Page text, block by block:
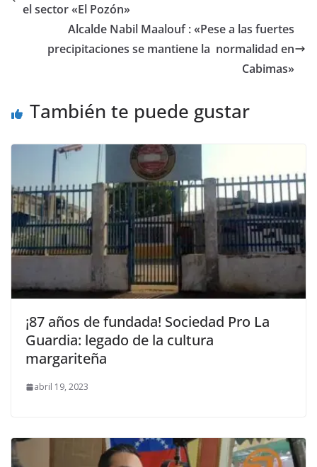
el sector «El Pozón»
Alcalde Nabil Maalouf : «Pese a las fuertes
precipitaciones se mantiene la normalidad en
Cabimas»
También te puede gustar
¡87 años de fundada! Sociedad Pro La
Guardia: legado de la cultura
margariteña
abril 19, 2023